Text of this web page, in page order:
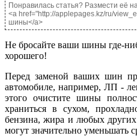
Понравилась статья? Размести её
<a href="http://applepages.kz/ru/
шины</a>
Не бросайте ваши шины где-
хорошего!
Перед заменой ваших шин
автомобиле, например, ЛП -
этого очистите шины
храниться в сухом,
бензина, жира и любых
могут значительно